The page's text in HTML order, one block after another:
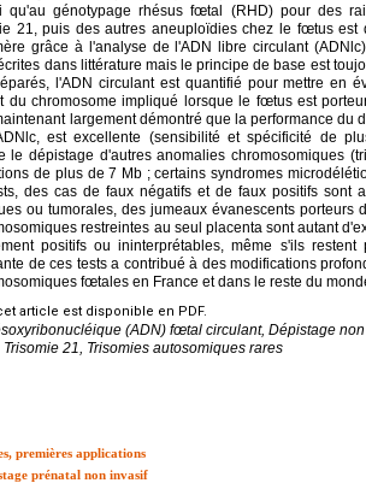
génotypage rhésus fœtal (RHD) pour des
21, puis des autres aneuploïdies chez le fœtus
grâce à l'analyse de l'ADN libre circulant
dans littérature mais le principe de base est
l'ADN circulant est quantifié pour mettre en
du chromosome impliqué lorsque le fœtus est
largement démontré que la performance du
est excellente (sensibilité et spécificité de
le dépistage d'autres anomalies chromosomiques
de plus de 7 Mb ; certains syndromes
des cas de faux négatifs et de faux positifs sont
ou tumorales, des jumeaux évanescents porteurs
restreintes au seul placenta sont autant
positifs ou ininterprétables, même s'ils
de ces tests a contribué à des modifications
fœtales en France et dans le reste du
article est disponible en PDF.
(ADN) fœtal circulant, Dépistage
21, Trisomies autosomiques rares
premières applications
prénatal non invasif